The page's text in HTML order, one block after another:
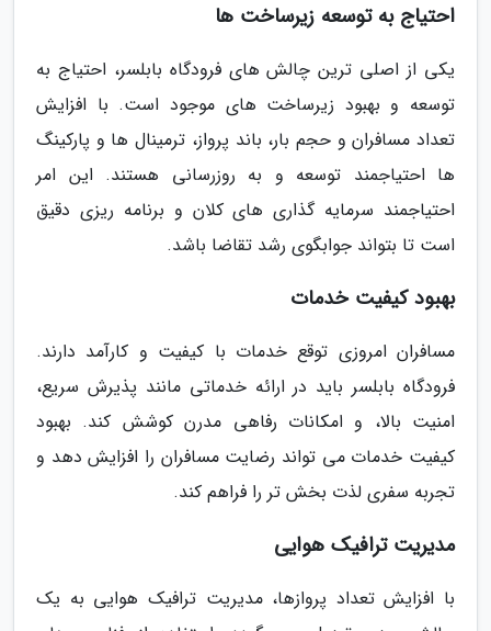
احتیاج به توسعه زیرساخت ها
یکی از اصلی ترین چالش های فرودگاه بابلسر، احتیاج به
توسعه و بهبود زیرساخت های موجود است. با افزایش
تعداد مسافران و حجم بار، باند پرواز، ترمینال ها و پارکینگ
ها احتیاجمند توسعه و به روزرسانی هستند. این امر
احتیاجمند سرمایه گذاری های کلان و برنامه ریزی دقیق
است تا بتواند جوابگوی رشد تقاضا باشد.
بهبود کیفیت خدمات
مسافران امروزی توقع خدمات با کیفیت و کارآمد دارند.
فرودگاه بابلسر باید در ارائه خدماتی مانند پذیرش سریع،
امنیت بالا، و امکانات رفاهی مدرن کوشش کند. بهبود
کیفیت خدمات می تواند رضایت مسافران را افزایش دهد و
تجربه سفری لذت بخش تر را فراهم کند.
مدیریت ترافیک هوایی
با افزایش تعداد پروازها، مدیریت ترافیک هوایی به یک